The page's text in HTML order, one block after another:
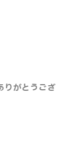
りがとうござ